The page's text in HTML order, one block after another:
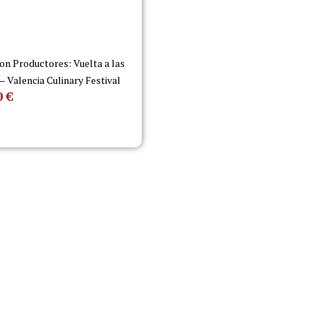
Productores: Vuelta a las
Valencia Culinary Festival
€